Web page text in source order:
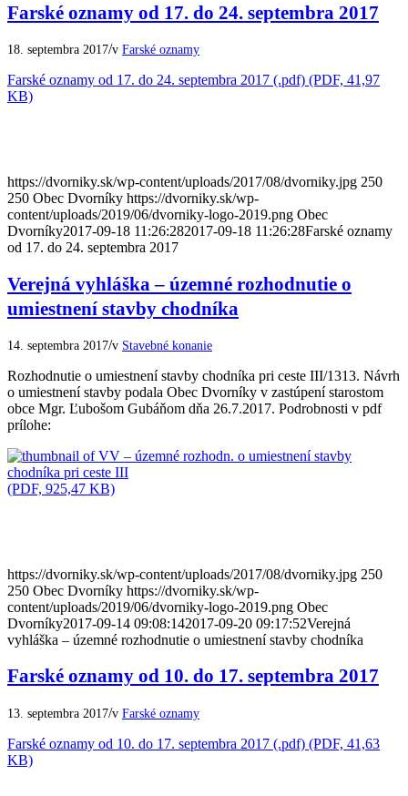
Farské oznamy od 17. do 24. septembra 2017
18. septembra 2017/v Farské oznamy
Farské oznamy od 17. do 24. septembra 2017 (.pdf) (PDF, 41,97
KB)
https://dvorniky.sk/wp-content/uploads/2017/08/dvorniky.jpg 250
250 Obec Dvorníky https://dvorniky.sk/wp-
content/uploads/2019/06/dvorniky-logo-2019.png Obec
Dvorníky2017-09-18 11:26:282017-09-18 11:26:28Farské oznamy
od 17. do 24. septembra 2017
Verejná vyhláška – územné rozhodnutie o
umiestnení stavby chodníka
14. septembra 2017/v Stavebné konanie
Rozhodnutie o umiestnení stavby chodníka pri ceste III/1313. Návrh
o umiestnení stavby podala Obec Dvorníky v zastúpení starostom
obce Mgr. Ľubošom Gubáňom dňa 26.7.2017. Podrobnosti v pdf
prílohe:
(PDF, 925,47 KB)
https://dvorniky.sk/wp-content/uploads/2017/08/dvorniky.jpg 250
250 Obec Dvorníky https://dvorniky.sk/wp-
content/uploads/2019/06/dvorniky-logo-2019.png Obec
Dvorníky2017-09-14 09:08:142017-09-20 09:17:52Verejná
vyhláška – územné rozhodnutie o umiestnení stavby chodníka
Farské oznamy od 10. do 17. septembra 2017
13. septembra 2017/v Farské oznamy
Farské oznamy od 10. do 17. septembra 2017 (.pdf) (PDF, 41,63
KB)